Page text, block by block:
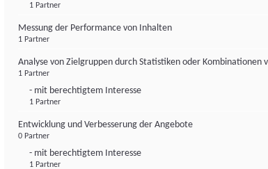
1 Partner
Messung der Performance von Inhalten
1 Partner
Analyse von Zielgruppen durch Statistiken oder Kombinationen
1 Partner
- mit berechtigtem Interesse
1 Partner
Entwicklung und Verbesserung der Angebote
0 Partner
- mit berechtigtem Interesse
1 Partner